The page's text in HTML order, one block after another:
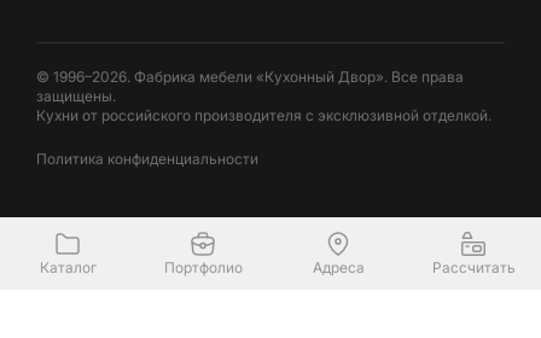
© 1996–2026. Фабрика мебели «Кухонный Двор». Все права
защищены.
Кухни от российского производителя с эксклюзивной отделкой.
Политика конфиденциальности
Каталог Портфолио Адреса Рассчитать